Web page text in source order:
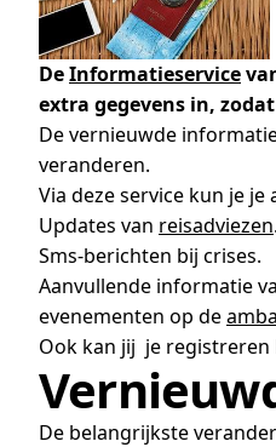
DeInformatieservice
extra gegevens in,
De vernieuwde
veranderen.
Via deze service kun je je
Updates van reisadviezen.
Sms-berichten bij crises.
Aanvullende informatie
evenementen op de
Ook kan jij je registreren
De belangrijkste